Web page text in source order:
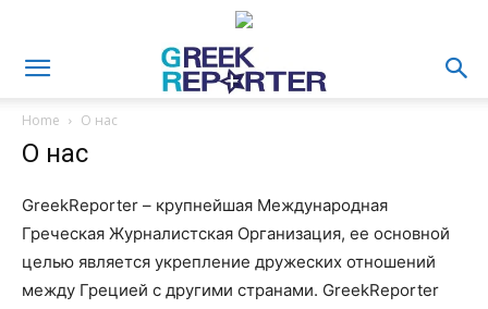
Home О нас
О нас
GreekReporter – крупнейшая Международная
Греческая Журналистская Организация, ее основной
целью является укрепление дружеских отношений
между Грецией с другими странами. GreekReporter